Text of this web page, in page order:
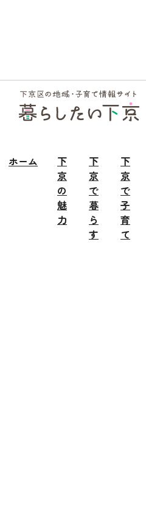
フッ
ター
ホーム
下
京
の
魅
力
下
京
で
暮
ら
す
下
京
で
子
育
て